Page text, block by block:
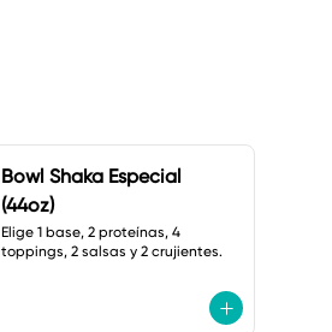
Bowl Shaka Especial
(44oz)
Elige 1 base, 2 proteínas, 4
toppings, 2 salsas y 2 crujientes.